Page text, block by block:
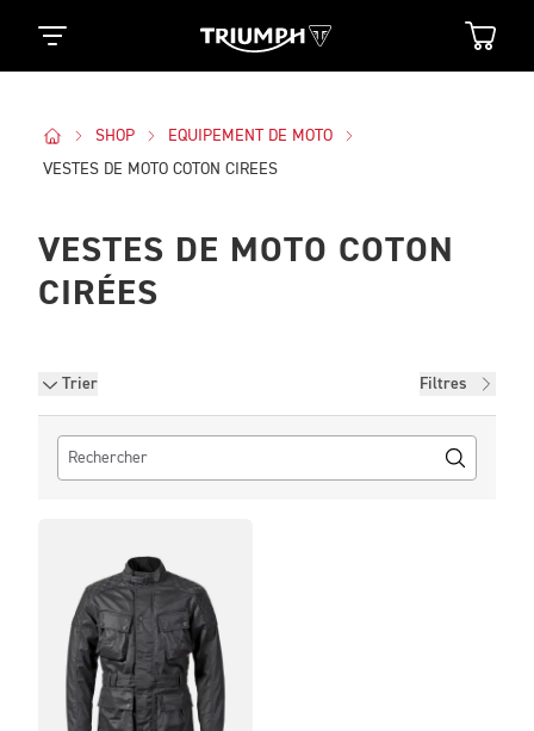
SHOP
EQUIPEMENT DE MOTO
VESTES DE MOTO COTON CIREES
VESTES DE MOTO COTON
CIRÉES
Trier Filtres
Filtres